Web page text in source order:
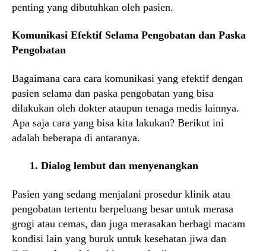
penting yang dibutuhkan oleh pasien.
Komunikasi Efektif Selama Pengobatan dan Paska
Pengobatan
Bagaimana cara cara komunikasi yang efektif dengan
pasien selama dan paska pengobatan yang bisa
dilakukan oleh dokter ataupun tenaga medis lainnya.
Apa saja cara yang bisa kita lakukan? Berikut ini
adalah beberapa di antaranya.
1. Dialog lembut dan menyenangkan
Pasien yang sedang menjalani prosedur klinik atau
pengobatan tertentu berpeluang besar untuk merasa
grogi atau cemas, dan juga merasakan berbagi macam
kondisi lain yang buruk untuk kesehatan jiwa dan